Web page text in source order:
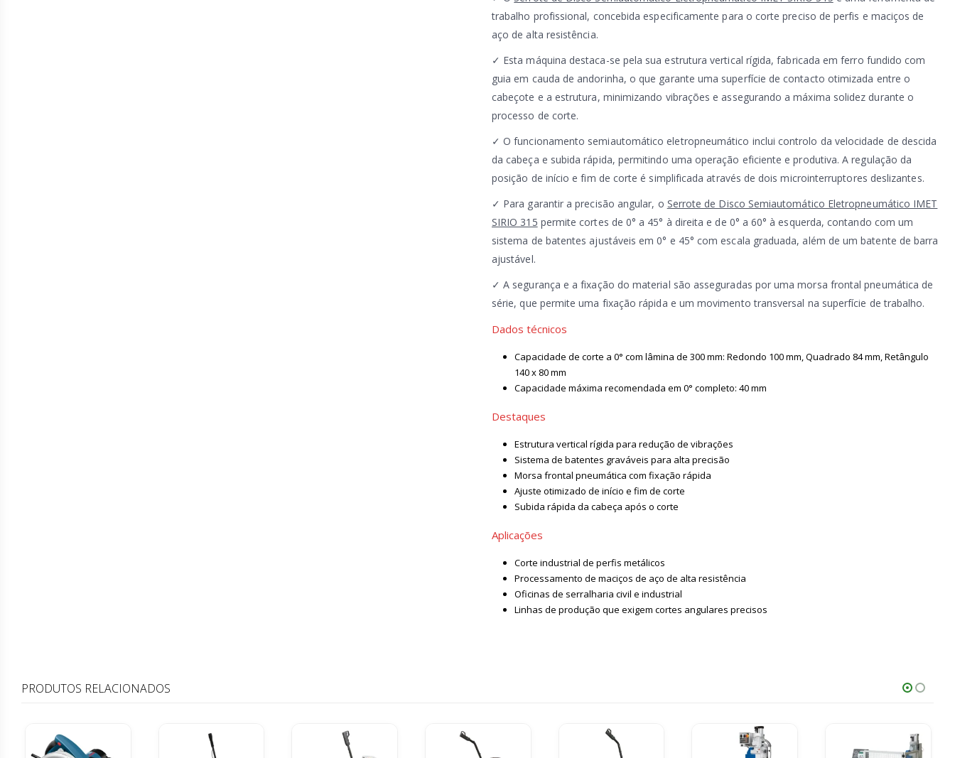
trabalho profissional, concebida especificamente para o corte preciso de perfis e maciços de
aço de alta resistência.
✓ Esta máquina destaca-se pela sua estrutura vertical rígida, fabricada em ferro fundido com
guia em cauda de andorinha, o que garante uma superfície de contacto otimizada entre o
cabeçote e a estrutura, minimizando vibrações e assegurando a máxima solidez durante o
processo de corte.
✓ O funcionamento semiautomático eletropneumático inclui controlo da velocidade de descida
da cabeça e subida rápida, permitindo uma operação eficiente e produtiva. A regulação da
posição de início e fim de corte é simplificada através de dois microinterruptores deslizantes.
✓ Para garantir a precisão angular, o Serrote de Disco Semiautomático Eletropneumático IMET
SIRIO 315 permite cortes de 0° a 45° à direita e de 0° a 60° à esquerda, contando com um
sistema de batentes ajustáveis em 0° e 45° com escala graduada, além de um batente de barra
ajustável.
✓ A segurança e a fixação do material são asseguradas por uma morsa frontal pneumática de
série, que permite uma fixação rápida e um movimento transversal na superfície de trabalho.
Dados técnicos
Capacidade de corte a 0° com lâmina de 300 mm: Redondo 100 mm, Quadrado 84 mm, Retângulo
140 x 80 mm
Capacidade máxima recomendada em 0° completo: 40 mm
Destaques
Estrutura vertical rígida para redução de vibrações
Sistema de batentes graváveis para alta precisão
Morsa frontal pneumática com fixação rápida
Ajuste otimizado de início e fim de corte
Subida rápida da cabeça após o corte
Aplicações
Corte industrial de perfis metálicos
Processamento de maciços de aço de alta resistência
Oficinas de serralharia civil e industrial
Linhas de produção que exigem cortes angulares precisos
PRODUTOS RELACIONADOS